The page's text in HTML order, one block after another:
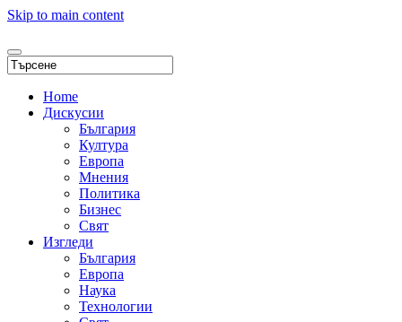
Skip to main content
Home
Дискусии
България
Култура
Европа
Мнения
Политика
Бизнес
Свят
Изгледи
България
Европа
Наука
Технологии